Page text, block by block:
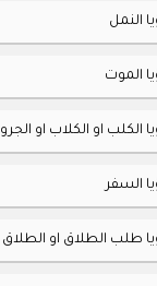
النمل
الموت
الكلب او الكلاب او الجرو
السفر
طلب الطلاق او الطلاق